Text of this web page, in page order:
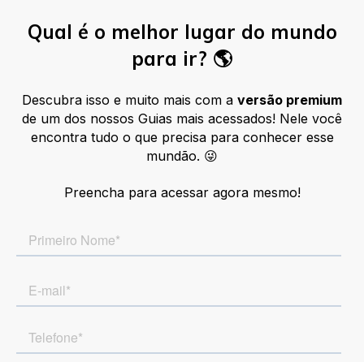
Qual é o melhor lugar do mundo
para ir? 🌎
Descubra isso e muito mais com a versão premium
de um dos nossos Guias mais acessados! Nele você
encontra tudo o que precisa para conhecer esse
mundão. 😜
Preencha para acessar agora mesmo!